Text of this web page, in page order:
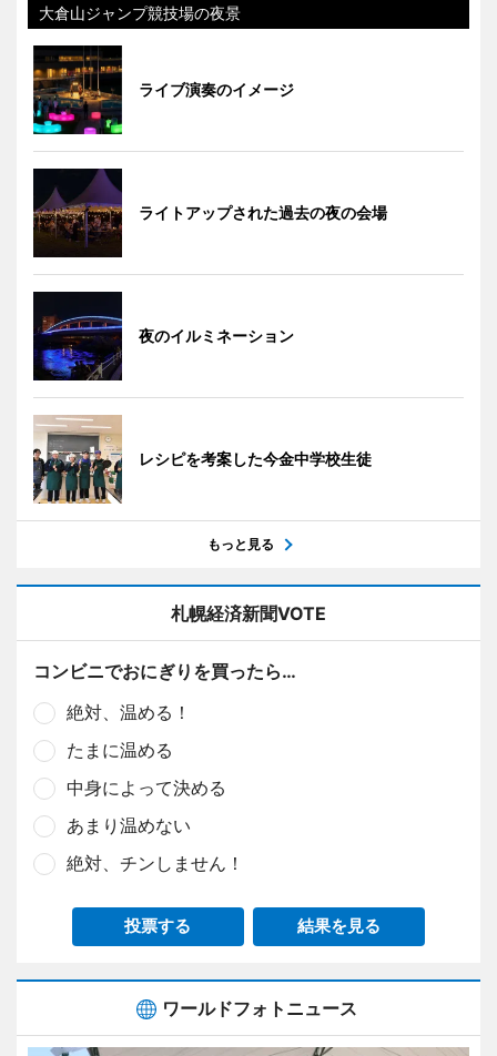
大倉山ジャンプ競技場の夜景
ライブ演奏のイメージ
ライトアップされた過去の夜の会場
夜のイルミネーション
レシピを考案した今金中学校生徒
もっと見る
札幌経済新聞VOTE
コンビニでおにぎりを買ったら…
絶対、温める！
たまに温める
中身によって決める
あまり温めない
絶対、チンしません！
投票する 結果を見る
ワールドフォトニュース